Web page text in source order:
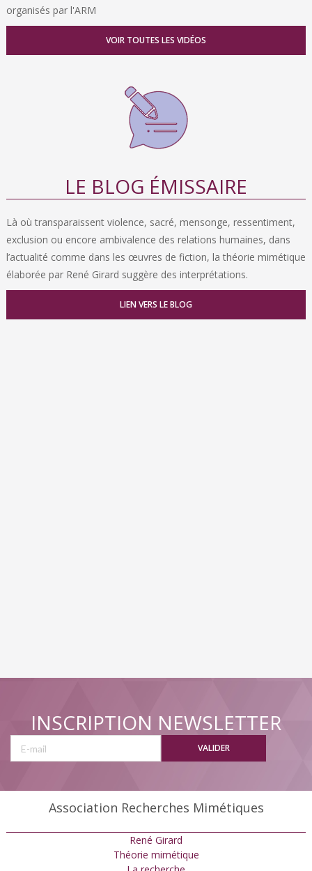
organisés par l'ARM
VOIR TOUTES LES VIDÉOS
LE BLOG ÉMISSAIRE
Là où transparaissent violence, sacré, mensonge, ressentiment,
exclusion ou encore ambivalence des relations humaines, dans
l’actualité comme dans les œuvres de fiction, la théorie mimétique
élaborée par René Girard suggère des interprétations.
LIEN VERS LE BLOG
INSCRIPTION NEWSLETTER
VALIDER
Association Recherches Mimétiques
René Girard
Théorie mimétique